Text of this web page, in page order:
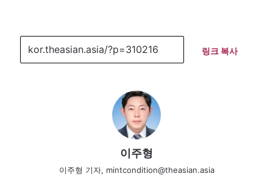
링크 복사
이주형
이주형 기자, mintcondition@theasian.asia